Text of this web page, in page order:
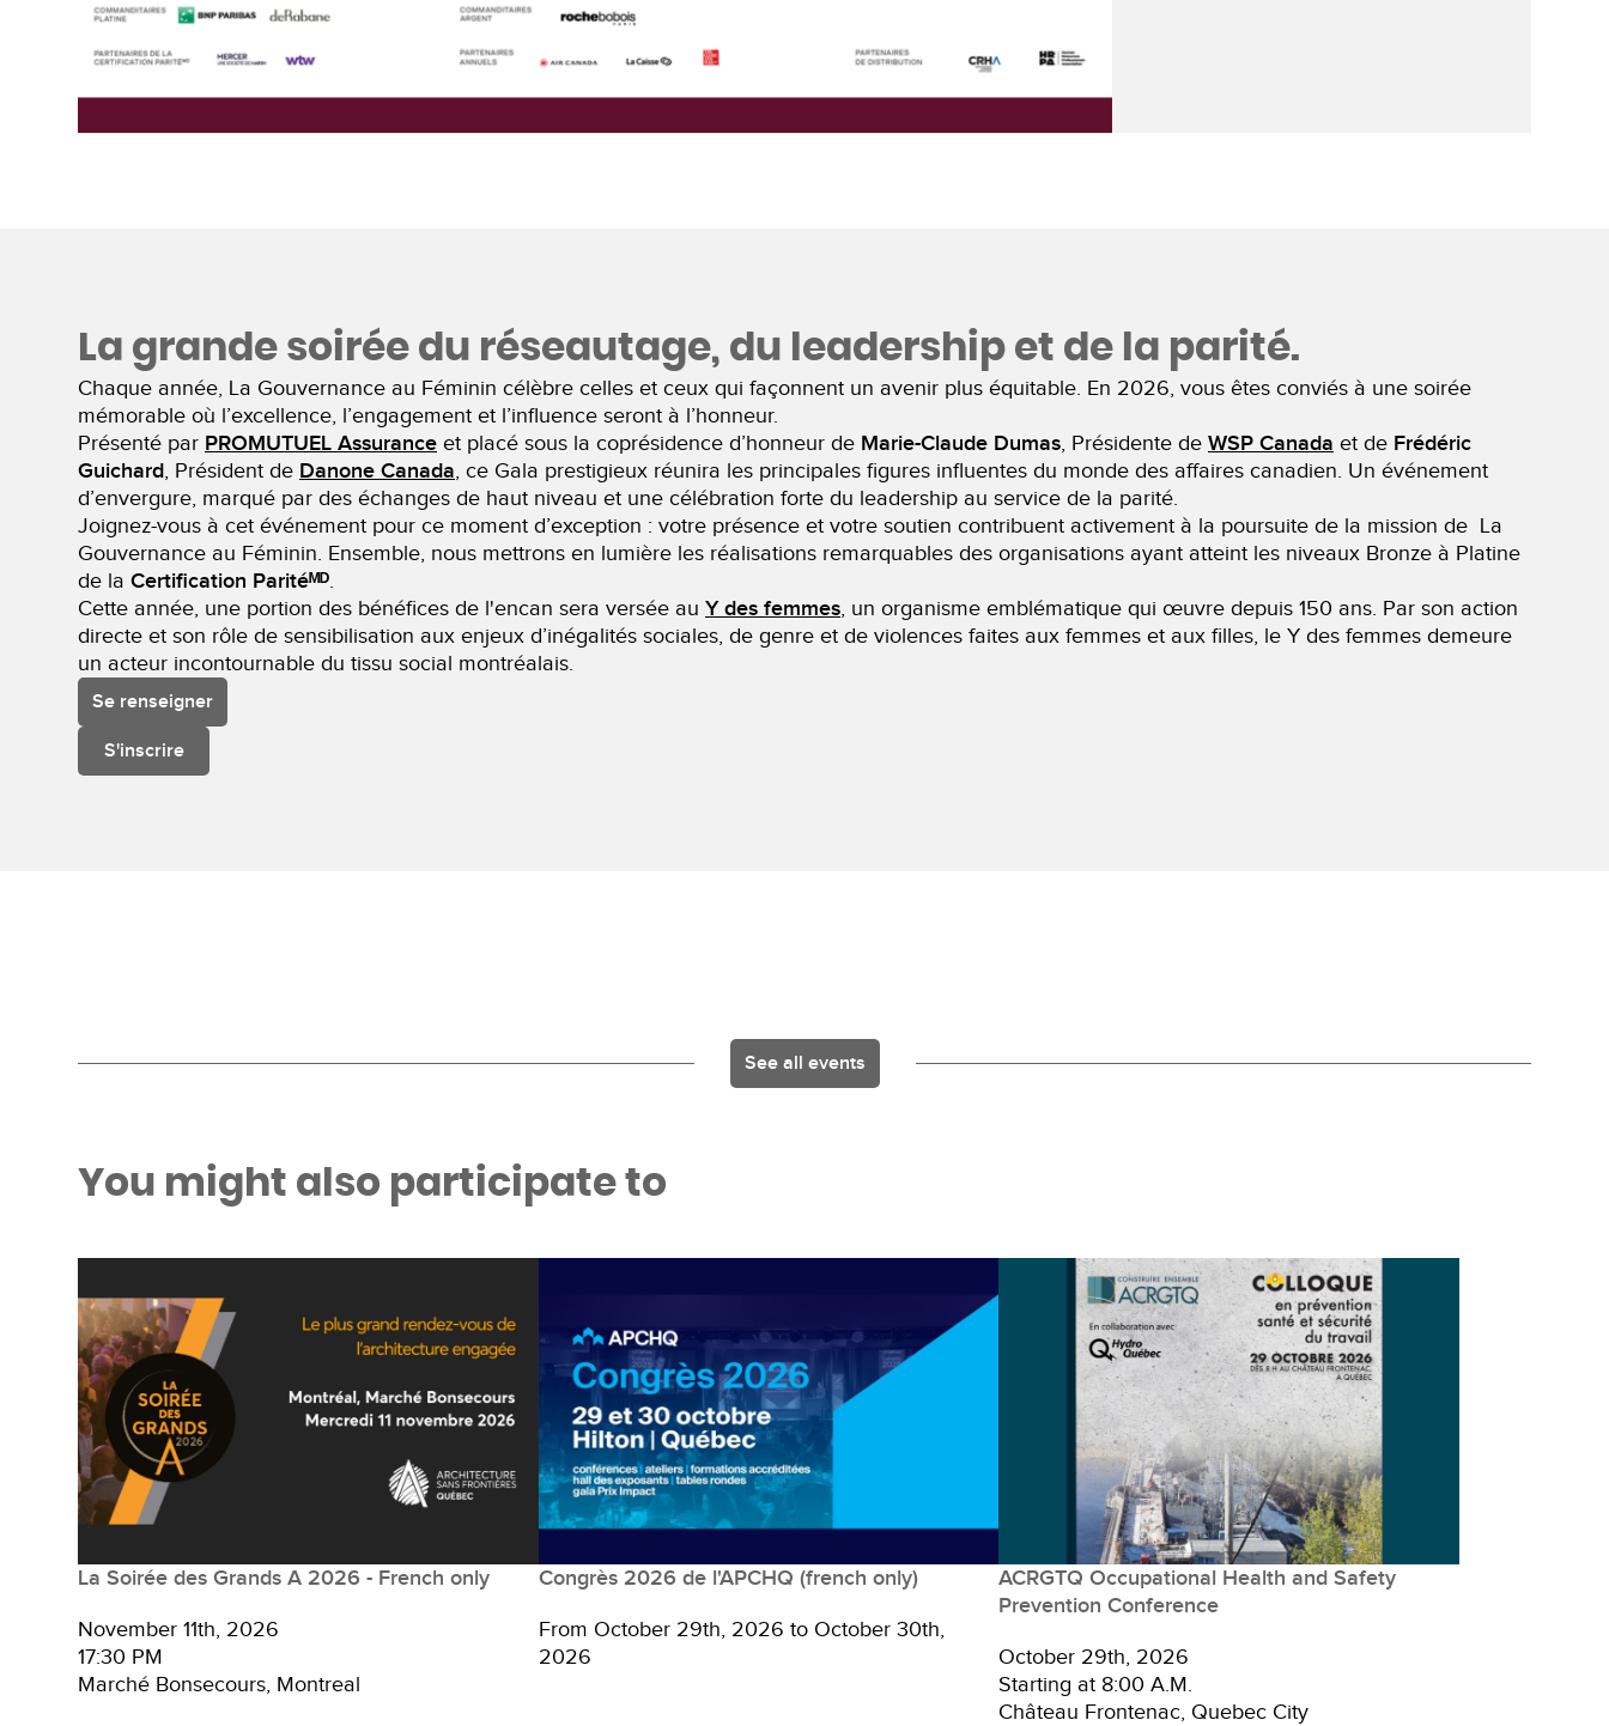
La grande soirée du réseautage, du leadership et de la parité.
Chaque année, La Gouvernance au Féminin célèbre celles et ceux qui façonnent un avenir plus équitable. En 2026, vous êtes conviés à une soirée
mémorable où l’excellence, l’engagement et l’influence seront à l’honneur.
Présenté par PROMUTUEL Assurance et placé sous la coprésidence d’honneur de Marie-Claude Dumas, Présidente de WSP Canada et de Frédéric
Guichard, Président de Danone Canada, ce Gala prestigieux réunira les principales figures influentes du monde des affaires canadien. Un événement
d’envergure, marqué par des échanges de haut niveau et une célébration forte du leadership au service de la parité.
Joignez-vous à cet événement pour ce moment d’exception : votre présence et votre soutien contribuent activement à la poursuite de la mission de La
Gouvernance au Féminin. Ensemble, nous mettrons en lumière les réalisations remarquables des organisations ayant atteint les niveaux Bronze à Platine
de la Certification Paritéᴹᴰ.
Cette année, une portion des bénéfices de l'encan sera versée au Y des femmes, un organisme emblématique qui œuvre depuis 150 ans. Par son action
directe et son rôle de sensibilisation aux enjeux d’inégalités sociales, de genre et de violences faites aux femmes et aux filles, le Y des femmes demeure
un acteur incontournable du tissu social montréalais.
Se renseigner
S'inscrire
See all events
You might also participate to
La Soirée des Grands A 2026 - French only
November 11th, 2026
17:30 PM
Marché Bonsecours, Montreal
Congrès 2026 de l'APCHQ (french only)
From October 29th, 2026 to October 30th,
2026
ACRGTQ Occupational Health and Safety
Prevention Conference
October 29th, 2026
Starting at 8:00 A.M.
Château Frontenac, Quebec City